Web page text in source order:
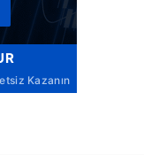
Kazanın